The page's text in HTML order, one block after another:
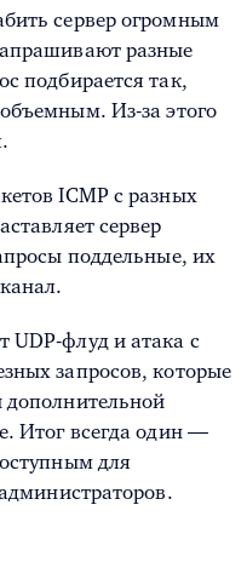
сервер огромным
разные
подбирается так,
Из-за этого
ICMP с разных
сервер
поддельные, их
UDP-флуд и атака с
запросов, которые
дополнительной
Итог всегда один —
для